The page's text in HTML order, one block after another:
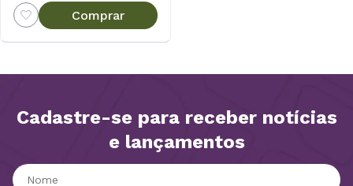
Comprar
Cadastre-se para receber notícias
e lançamentos